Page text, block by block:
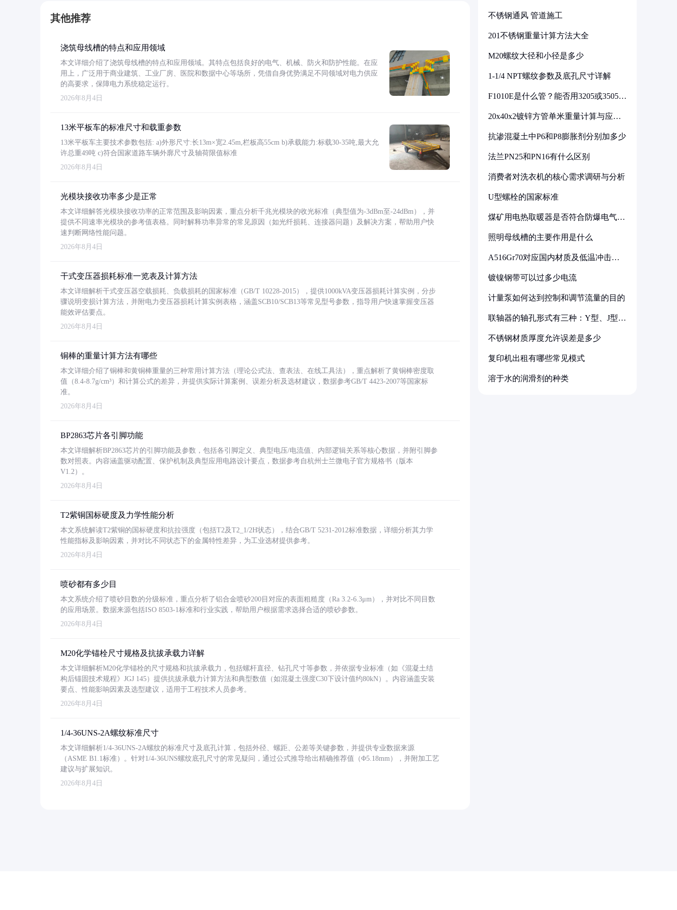
其他推荐
浇筑母线槽的特点和应用领域
本文详细介绍了浇筑母线槽的特点和应用领域。其特点包括良好的电气、机械、防火和防护性能。在应
用上，广泛用于商业建筑、工业厂房、医院和数据中心等场所，凭借自身优势满足不同领域对电力供应
的高要求，保障电力系统稳定运行。
2026年8月4日
13米平板车的标准尺寸和载重参数
13米平板车主要技术参数包括: a)外形尺寸:长13m×宽2.45m,栏板高55cm b)承载能力:标载30-35吨,最大允
许总重49吨 c)符合国家道路车辆外廓尺寸及轴荷限值标准
2026年8月4日
光模块接收功率多少是正常
本文详细解答光模块接收功率的正常范围及影响因素，重点分析千兆光模块的收光标准（典型值为-3dBm至-24dBm），并
提供不同速率光模块的参考值表格。同时解释功率异常的常见原因（如光纤损耗、连接器问题）及解决方案，帮助用户快
速判断网络性能问题。
2026年8月4日
干式变压器损耗标准一览表及计算方法
本文详细解析干式变压器空载损耗、负载损耗的国家标准（GB/T 10228-2015），提供1000kVA变压器损耗计算实例，分步
骤说明变损计算方法，并附电力变压器损耗计算实例表格，涵盖SCB10/SCB13等常见型号参数，指导用户快速掌握变压器
能效评估要点。
2026年8月4日
铜棒的重量计算方法有哪些
本文详细介绍了铜棒和黄铜棒重量的三种常用计算方法（理论公式法、查表法、在线工具法），重点解析了黄铜棒密度取
值（8.4-8.7g/cm³）和计算公式的差异，并提供实际计算案例、误差分析及选材建议，数据参考GB/T 4423-2007等国家标
准。
2026年8月4日
BP2863芯片各引脚功能
本文详细解析BP2863芯片的引脚功能及参数，包括各引脚定义、典型电压/电流值、内部逻辑关系等核心数据，并附引脚参
数对照表。内容涵盖驱动配置、保护机制及典型应用电路设计要点，数据参考自杭州士兰微电子官方规格书（版本
V1.2）。
2026年8月4日
T2紫铜国标硬度及力学性能分析
本文系统解读T2紫铜的国标硬度和抗拉强度（包括T2及T2_1/2H状态），结合GB/T 5231-2012标准数据，详细分析其力学
性能指标及影响因素，并对比不同状态下的金属特性差异，为工业选材提供参考。
2026年8月4日
喷砂都有多少目
本文系统介绍了喷砂目数的分级标准，重点分析了铝合金喷砂200目对应的表面粗糙度（Ra 3.2-6.3μm），并对比不同目数
的应用场景。数据来源包括ISO 8503-1标准和行业实践，帮助用户根据需求选择合适的喷砂参数。
2026年8月4日
M20化学锚栓尺寸规格及抗拔承载力详解
本文详细解析M20化学锚栓的尺寸规格和抗拔承载力，包括螺杆直径、钻孔尺寸等参数，并依据专业标准（如《混凝土结
构后锚固技术规程》JGJ 145）提供抗拔承载力计算方法和典型数值（如混凝土强度C30下设计值约80kN）。内容涵盖安装
要点、性能影响因素及选型建议，适用于工程技术人员参考。
2026年8月4日
1/4-36UNS-2A螺纹标准尺寸
本文详细解析1/4-36UNS-2A螺纹的标准尺寸及底孔计算，包括外径、螺距、公差等关键参数，并提供专业数据来源
（ASME B1.1标准）。针对1/4-36UNS螺纹底孔尺寸的常见疑问，通过公式推导给出精确推荐值（Φ5.18mm），并附加工艺
建议与扩展知识。
2026年8月4日
不锈钢通风 管道施工
201不锈钢重量计算方法大全
M20螺纹大径和小径是多少
1-1/4 NPT螺纹参数及底孔尺寸详解
F1010E是什么管？能否用3205或3505代
20x40x2镀锌方管单米重量计算与应用
抗渗混凝土中P6和P8膨胀剂分别加多少
法兰PN25和PN16有什么区别
消费者对洗衣机的核心需求调研与分析
U型螺栓的国家标准
煤矿用电热取暖器是否符合防爆电气设
照明母线槽的主要作用是什么
A516Gr70对应国内材质及低温冲击要
镀镍钢带可以过多少电流
计量泵如何达到控制和调节流量的目的
联轴器的轴孔形式有三种：Y型、J型、
不锈钢材质厚度允许误差是多少
复印机出租有哪些常见模式
溶于水的润滑剂的种类